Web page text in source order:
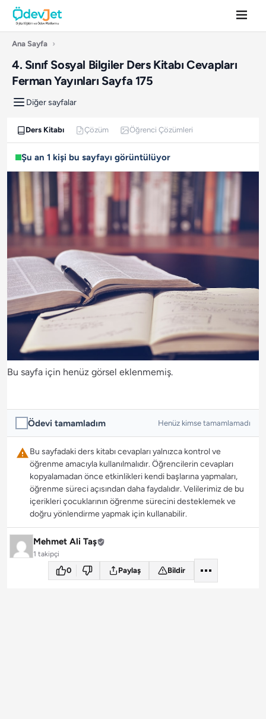
Ana Sayfa ›
4. Sınıf Sosyal Bilgiler Ders Kitabı Cevapları
Ferman Yayınları Sayfa 175
Diğer sayfalar
Ders Kitabı Çözüm Öğrenci Çözümleri
Şu an 1 kişi bu sayfayı görüntülüyor
Bu sayfa için henüz görsel eklenmemiş.
Ödevi tamamladım Henüz kimse tamamlamadı
Bu sayfadaki ders kitabı cevapları yalnızca kontrol ve
öğrenme amacıyla kullanılmalıdır. Öğrencilerin cevapları
kopyalamadan önce etkinlikleri kendi başlarına yapmaları,
öğrenme süreci açısından daha faydalıdır. Velilerimiz de bu
içerikleri çocuklarının öğrenme sürecini desteklemek ve
doğru yönlendirme yapmak için kullanabilir.
Mehmet Ali Taş
1 takipçi
0 Paylaş Bildir